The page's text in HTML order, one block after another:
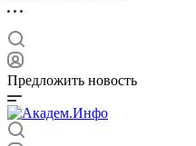
Предложить новость